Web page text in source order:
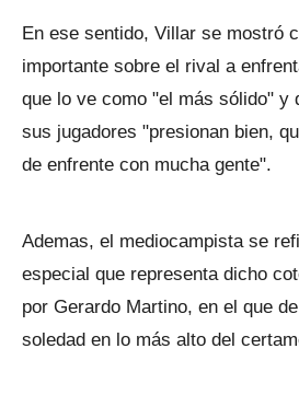
En ese sentido, Villar se mostró
importante sobre el rival a
que lo ve como "el más sólido" y
sus jugadores "presionan bien,
de enfrente con mucha gente".
Ademas, el mediocampista se
especial que representa dicho
por Gerardo Martino, en el que
soledad en lo más alto del